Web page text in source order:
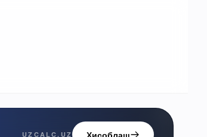
UZCALC.UZ Ҳисоблаш